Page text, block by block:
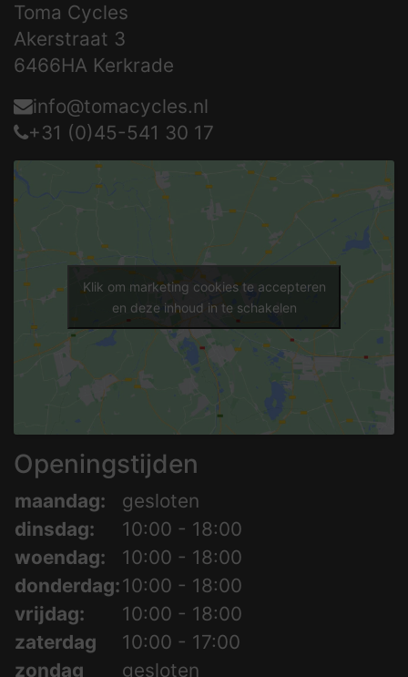
Toma Cycles
Akerstraat 3
6466HA Kerkrade
info@tomacycles.nl
+31 (0)45-541 30 17
Klik om marketing cookies te accepteren
en deze inhoud in te schakelen
Openingstijden
maandag:
gesloten
dinsdag:
10:00 - 18:00
woendag:
10:00 - 18:00
donderdag:10:00 - 18:00
vrijdag:
10:00 - 18:00
zaterdag
10:00 - 17:00
zondag
gesloten